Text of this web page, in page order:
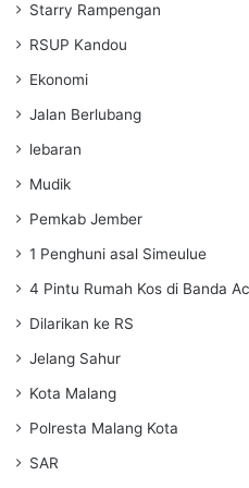
Starry Rampengan
RSUP Kandou
Ekonomi
Jalan Berlubang
lebaran
Mudik
Pemkab Jember
1 Penghuni asal Simeulue
4 Pintu Rumah Kos di Banda
Dilarikan ke RS
Jelang Sahur
Kota Malang
Polresta Malang Kota
SAR